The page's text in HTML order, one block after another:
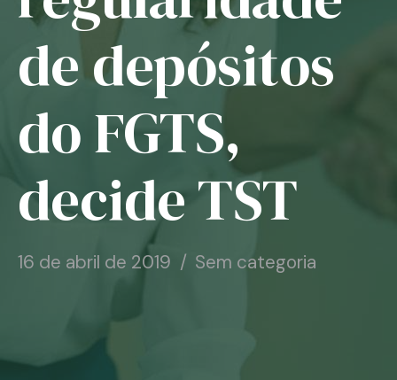
Notícias
Associe-se
de depósitos
do FGTS,
decide TST
16 de abril de 2019 Sem categoria